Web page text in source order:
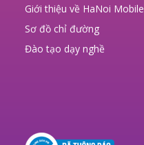
Giới thiệu về HaNoi Mobile
Sơ đồ chỉ đường
Đào tạo dạy nghề